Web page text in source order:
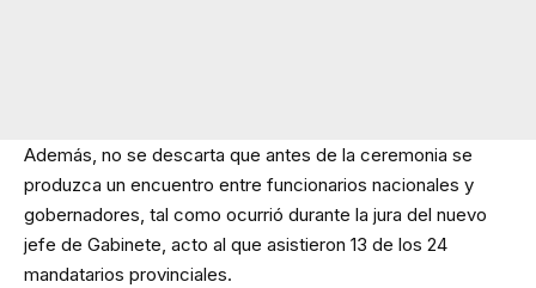
Además, no se descarta que antes de la ceremonia se
produzca un encuentro entre funcionarios nacionales y
gobernadores, tal como ocurrió durante la jura del nuevo
jefe de Gabinete, acto al que asistieron 13 de los 24
mandatarios provinciales.